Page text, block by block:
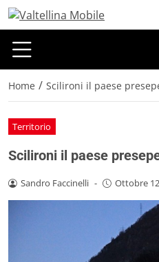
Home / Scilironi il paese
Territorio
Scilironi il paese
Sandro Faccinelli - Ottobre